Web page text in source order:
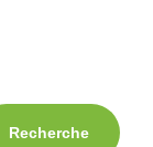
Recherche